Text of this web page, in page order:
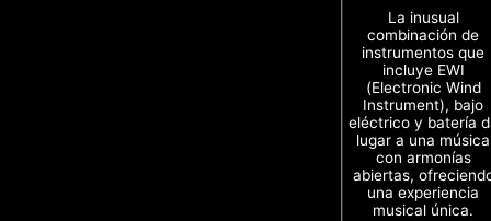
La inusual
combinación de
instrumentos que
incluye EWI
(Electronic Wind
Instrument), bajo
eléctrico y batería
lugar a una música
con armonías
abiertas,
una experiencia
musical única.